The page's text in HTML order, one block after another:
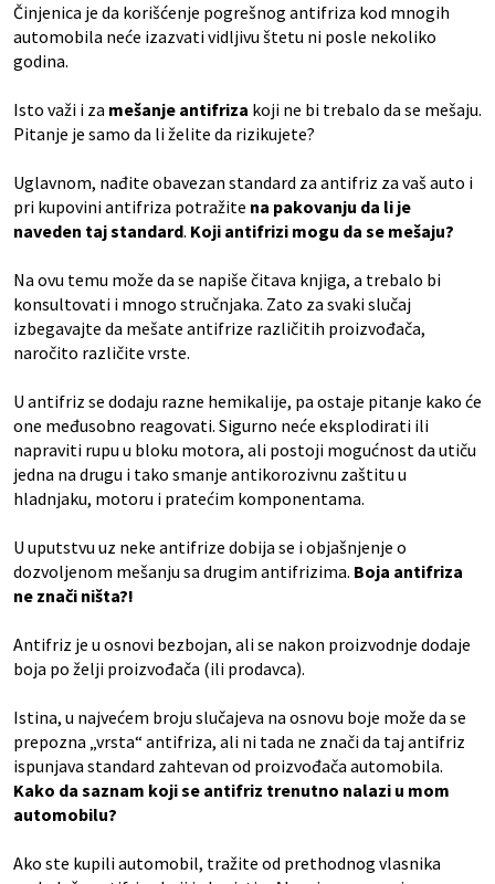
Činjenica je da korišćenje pogrešnog antifriza kod mnogih
automobila neće izazvati vidljivu štetu ni posle nekoliko
godina.
Isto važi i za mešanje antifriza koji ne bi trebalo da se mešaju.
Pitanje je samo da li želite da rizikujete?
Uglavnom, nađite obavezan standard za antifriz za vaš auto i
pri kupovini antifriza potražite na pakovanju da li je
naveden taj standard. Koji antifrizi mogu da se mešaju?
Na ovu temu može da se napiše čitava knjiga, a trebalo bi
konsultovati i mnogo stručnjaka. Zato za svaki slučaj
izbegavajte da mešate antifrize različitih proizvođača,
naročito različite vrste.
U antifriz se dodaju razne hemikalije, pa ostaje pitanje kako će
one međusobno reagovati. Sigurno neće eksplodirati ili
napraviti rupu u bloku motora, ali postoji mogućnost da utiču
jedna na drugu i tako smanje antikorozivnu zaštitu u
hladnjaku, motoru i pratećim komponentama.
U uputstvu uz neke antifrize dobija se i objašnjenje o
dozvoljenom mešanju sa drugim antifrizima. Boja antifriza
ne znači ništa?!
Antifriz je u osnovi bezbojan, ali se nakon proizvodnje dodaje
boja po želji proizvođača (ili prodavca).
Istina, u najvećem broju slučajeva na osnovu boje može da se
prepozna „vrsta“ antifriza, ali ni tada ne znači da taj antifriz
ispunjava standard zahtevan od proizvođača automobila.
Kako da saznam koji se antifriz trenutno nalazi u mom
automobilu?
Ako ste kupili automobil, tražite od prethodnog vlasnika